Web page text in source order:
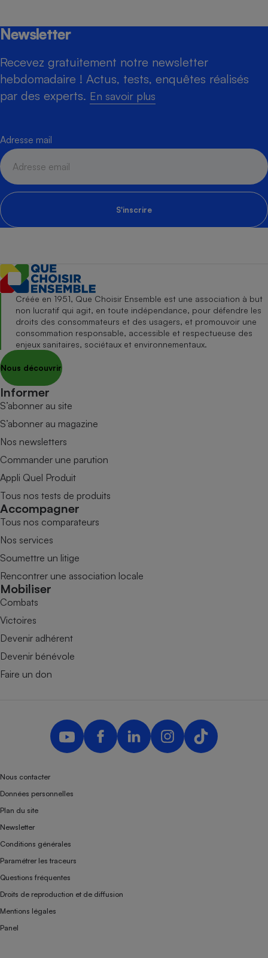
Newsletter
Recevez gratuitement notre newsletter
hebdomadaire ! Actus, tests, enquêtes réalisés
par des experts. En savoir plus
Adresse mail
S'inscrire
Créée en 1951, Que Choisir Ensemble est une association à but
non lucratif qui agit, en toute indépendance, pour défendre les
droits des consommateurs et des usagers, et promouvoir une
consommation responsable, accessible et respectueuse des
enjeux sanitaires, sociétaux et environnementaux.
Nous découvrir
Informer
S’abonner au site
S’abonner au magazine
Nos newsletters
Commander une parution
Appli Quel Produit
Tous nos tests de produits
Accompagner
Tous nos comparateurs
Nos services
Soumettre un litige
Rencontrer une association locale
Mobiliser
Combats
Victoires
Devenir adhérent
Devenir bénévole
Faire un don
Nous contacter
Données personnelles
Plan du site
Newsletter
Conditions générales
Paramétrer les traceurs
Questions fréquentes
Droits de reproduction et de diffusion
Mentions légales
Panel